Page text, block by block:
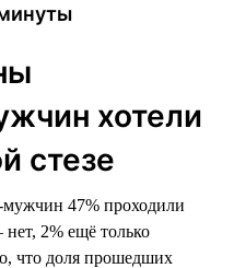
хотели
стезе
47% проходили
2% ещё только
что доля прошедших